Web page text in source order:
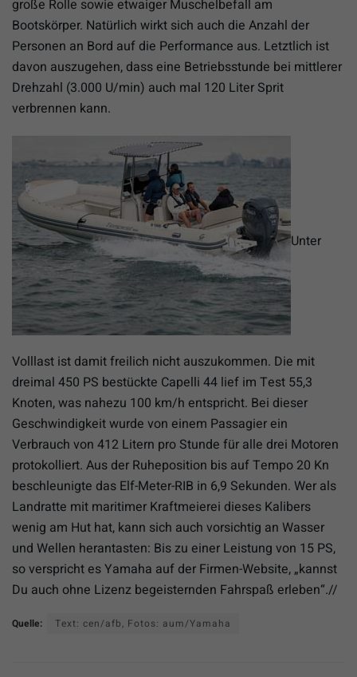
große Rolle sowie etwaiger Muschelbefall am
Bootskörper. Natürlich wirkt sich auch die Anzahl der
Personen an Bord auf die Performance aus. Letztlich ist
davon auszugehen, dass eine Betriebsstunde bei mittlerer
Drehzahl (3.000 U/min) auch mal 120 Liter Sprit
verbrennen kann.
Unter
Volllast ist damit freilich nicht auszukommen. Die mit
dreimal 450 PS bestückte Capelli 44 lief im Test 55,3
Knoten, was nahezu 100 km/h entspricht. Bei dieser
Geschwindigkeit wurde von einem Passagier ein
Verbrauch von 412 Litern pro Stunde für alle drei Motoren
protokolliert. Aus der Ruheposition bis auf Tempo 20 Kn
beschleunigte das Elf-Meter-RIB in 6,9 Sekunden. Wer als
Landratte mit maritimer Kraftmeierei dieses Kalibers
wenig am Hut hat, kann sich auch vorsichtig an Wasser
und Wellen herantasten: Bis zu einer Leistung von 15 PS,
so verspricht es Yamaha auf der Firmen-Website, „kannst
Du auch ohne Lizenz begeisternden Fahrspaß erleben“.//
Quelle: Text: cen/afb, Fotos: aum/Yamaha